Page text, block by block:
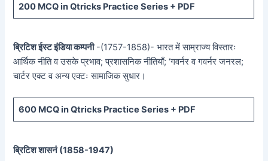
200 MCQ in Qtricks Practice Series + PDF
ब्रिटिश ईस्ट इंडिया कम्पनी-(1757-1858)- भारत में साम्राज्य विस्तारः
आर्थिक नीति व उसके प्रभाव; प्रशासनिक नीतियाँ; ‘गवर्नर व गवर्नर जनरल;
चार्टर एक्ट व अन्य एक्टः सामाजिक सुधार।
600 MCQ in Qtricks Practice Series + PDF
ब्रिटिश शासनं (1858-1947)